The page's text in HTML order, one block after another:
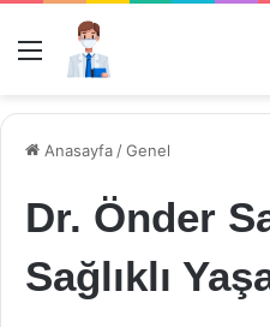
Menü
Anasayfa /Genel
Dr. Önder
Sağlıklı